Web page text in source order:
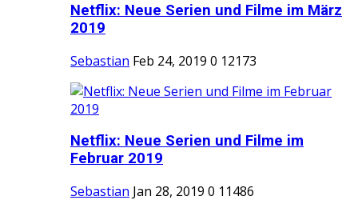
Netflix: Neue Serien und Filme im März
2019
Sebastian Feb 24, 2019 0 12173
Netflix: Neue Serien und Filme im
Februar 2019
Sebastian Jan 28, 2019 0 11486